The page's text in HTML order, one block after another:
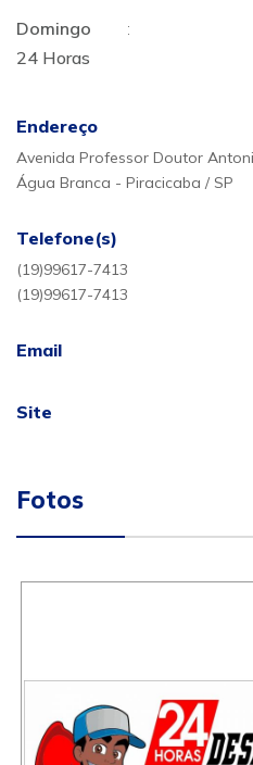
Domingo
:
24 Horas
Endereço
Avenida Professor Doutor
Água Branca - Piracicaba / SP
Telefone(s)
(19)99617-7413
(19)99617-7413
Email
Site
Fotos